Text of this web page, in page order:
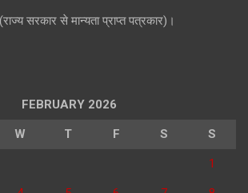
सरकार से मान्यता प्राप्त पत्रकार)।
FEBRUARY 2026
W T F S S
1